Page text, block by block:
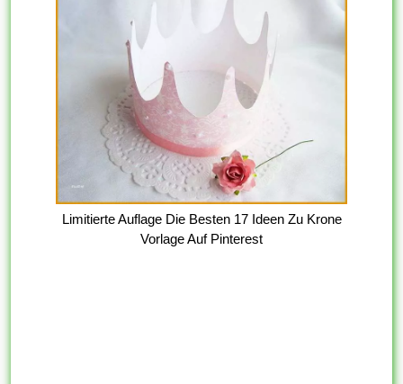
Limitierte Auflage Die Besten 17 Ideen Zu Krone
Vorlage Auf Pinterest